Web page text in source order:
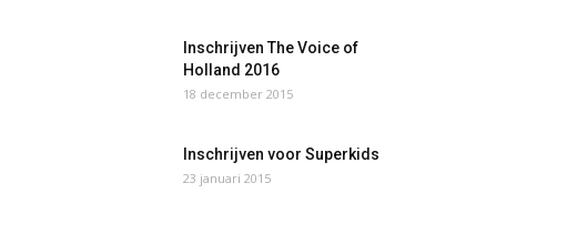
Inschrijven The Voice of
Holland 2016
18 december 2015
Inschrijven voor Superkids
23 januari 2015